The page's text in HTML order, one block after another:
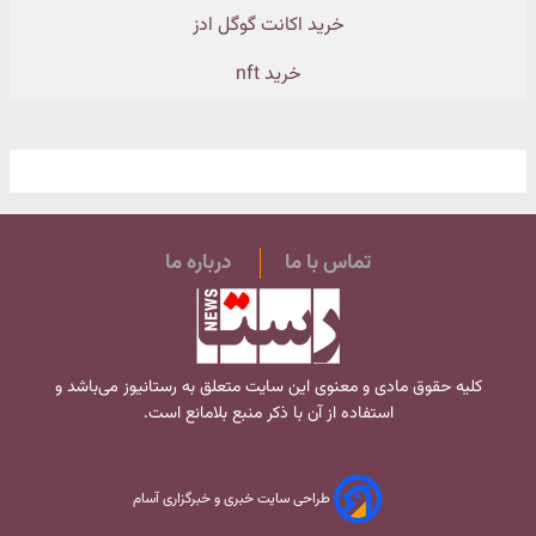
خرید اکانت گوگل ادز
خرید nft
تماس با ما درباره ما
کلیه حقوق مادی و معنوی این سایت متعلق به رستانیوز می‌باشد و
استفاده از آن با ذکر منبع بلامانع است.
طراحی سایت خبری و خبرگزاری آسام